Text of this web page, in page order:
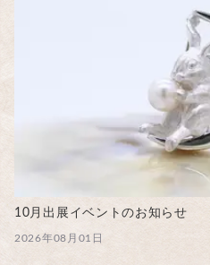
10月出展イベントのお知らせ
2026年08月01日